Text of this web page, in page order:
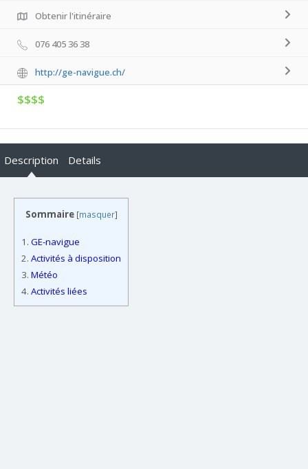
Obtenir l'itinéraire
076 405 36 38
http://ge-navigue.ch/
$$$$
Description Details
Sommaire [masquer]
1. GE-navigue
2. Activités à disposition
3. Météo
4. Activités liées